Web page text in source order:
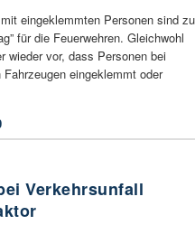
eingeklemmten Personen sind
für die Feuerwehren. Gleichwohl
wieder vor, dass Personen bei
Fahrzeugen eingeklemmt oder
Verkehrsunfall